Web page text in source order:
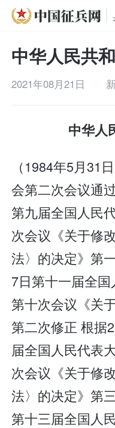
中华人民共
2021年08月21日
中华人
（1984年5月31
会第二次会议通
第九届全国人民
次会议《关于修
法〉的决定》第
7日第十一届全
第十次会议《关
第二次修正 根据
届全国人民代表
次会议《关于修
法〉的决定》第
第十三届全国人